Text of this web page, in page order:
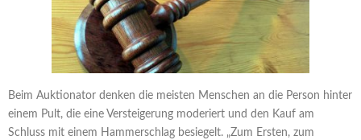
Beim Auktionator denken die meisten Menschen an die Person hinter
einem Pult, die eine Versteigerung moderiert und den Kauf am
Schluss mit einem Hammerschlag besiegelt. „Zum Ersten, zum